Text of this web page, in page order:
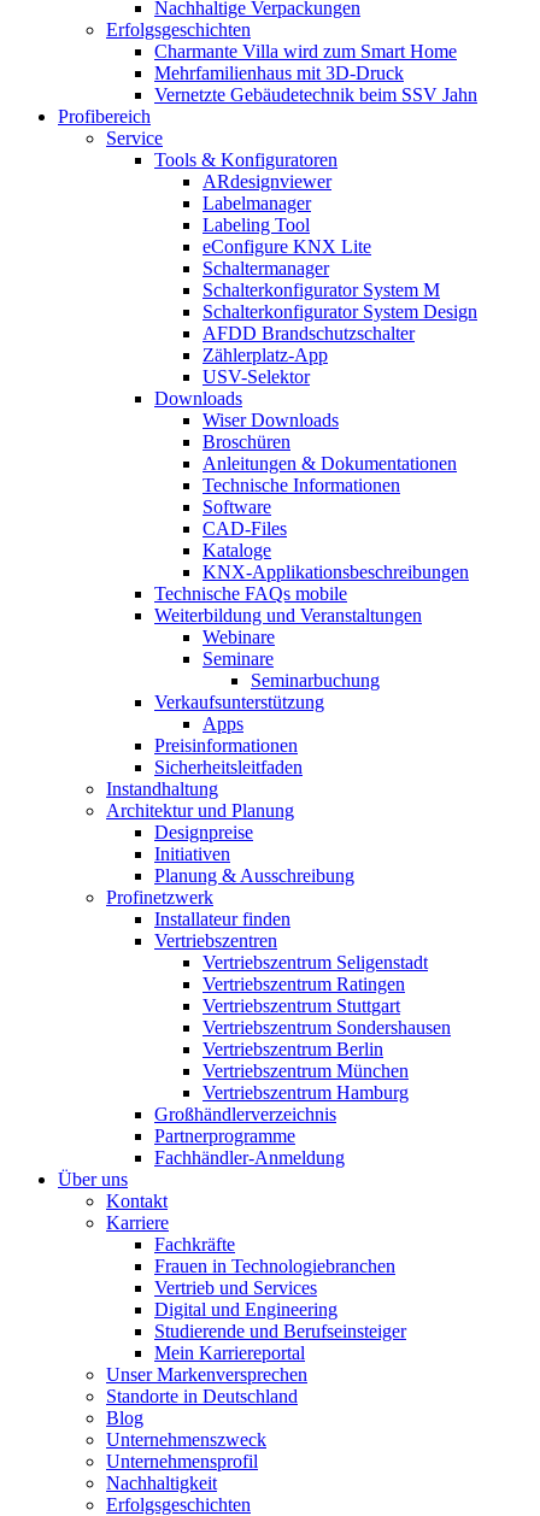
Nachhaltige Verpackungen
Erfolgsgeschichten
Charmante Villa wird zum Smart Home
Mehrfamilienhaus mit 3D-Druck
Vernetzte Gebäudetechnik beim SSV Jahn
Profibereich
Service
Tools & Konfiguratoren
ARdesignviewer
Labelmanager
Labeling Tool
eConfigure KNX Lite
Schaltermanager
Schalterkonfigurator System M
Schalterkonfigurator System Design
AFDD Brandschutzschalter
Zählerplatz-App
USV-Selektor
Downloads
Wiser Downloads
Broschüren
Anleitungen & Dokumentationen
Technische Informationen
Software
CAD-Files
Kataloge
KNX-Applikationsbeschreibungen
Technische FAQs mobile
Weiterbildung und Veranstaltungen
Webinare
Seminare
Seminarbuchung
Verkaufsunterstützung
Apps
Preisinformationen
Sicherheitsleitfaden
Instandhaltung
Architektur und Planung
Designpreise
Initiativen
Planung & Ausschreibung
Profinetzwerk
Installateur finden
Vertriebszentren
Vertriebszentrum Seligenstadt
Vertriebszentrum Ratingen
Vertriebszentrum Stuttgart
Vertriebszentrum Sondershausen
Vertriebszentrum Berlin
Vertriebszentrum München
Vertriebszentrum Hamburg
Großhändlerverzeichnis
Partnerprogramme
Fachhändler-Anmeldung
Über uns
Kontakt
Karriere
Fachkräfte
Frauen in Technologiebranchen
Vertrieb und Services
Digital und Engineering
Studierende und Berufseinsteiger
Mein Karriereportal
Unser Markenversprechen
Standorte in Deutschland
Blog
Unternehmenszweck
Unternehmensprofil
Nachhaltigkeit
Erfolgsgeschichten